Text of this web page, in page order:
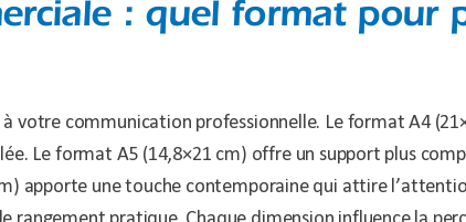
: quel format pour
votre communication professionnelle. Le format A4
Le format A5 (14,8×21 cm) offre un support plus
apporte une touche contemporaine qui attire